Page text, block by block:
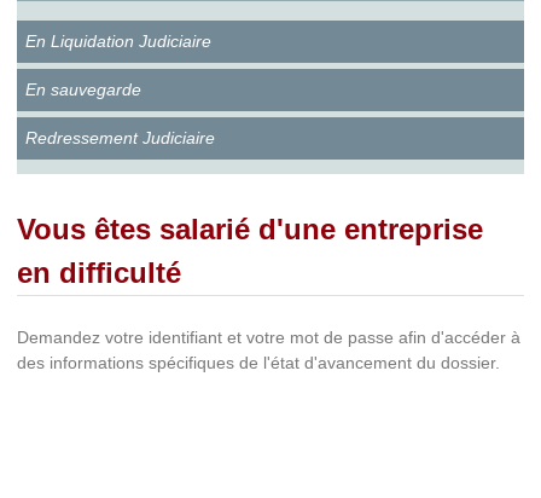
En Liquidation Judiciaire
En sauvegarde
Redressement Judiciaire
Vous êtes salarié d'une entreprise
en difficulté
Demandez votre identifiant et votre mot de passe afin d'accéder à
des informations spécifiques de l'état d'avancement du dossier.